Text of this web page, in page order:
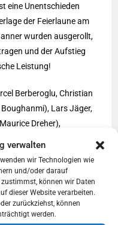
verwalten
wir Technologien wie
und/oder darauf
können wir Daten
dieser Website verarbeiten.
zurückziehst, können
werden.
eine Unentschieden
der Feierlaune am
wurden ausgerollt,
und der Aufstieg
Leistung!
Berberoglu, Christian
Lars Jäger,
Dreher),
Görkem),